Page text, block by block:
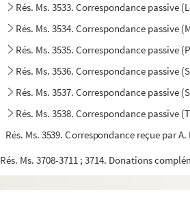
Rés. Ms. 3533. Correspondance passive
Rés. Ms. 3534. Correspondance passive
Rés. Ms. 3535. Correspondance passive
Rés. Ms. 3536. Correspondance passive
Rés. Ms. 3537. Correspondance passive
Rés. Ms. 3538. Correspondance passive
Rés. Ms. 3539. Correspondance reçue par
Rés. Ms. 3708-3711 ; 3714. Donations